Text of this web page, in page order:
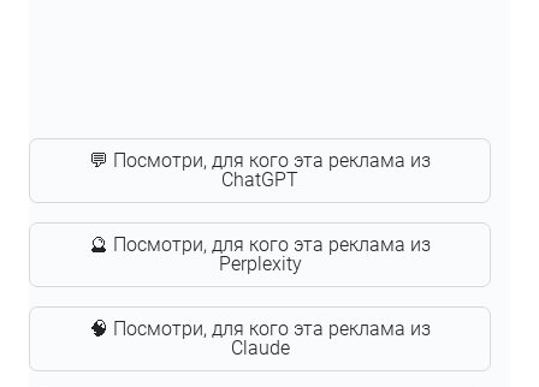
💬 Посмотри, для кого эта реклама из
ChatGPT
🔮 Посмотри, для кого эта реклама из
Perplexity
🧠 Посмотри, для кого эта реклама из
Claude